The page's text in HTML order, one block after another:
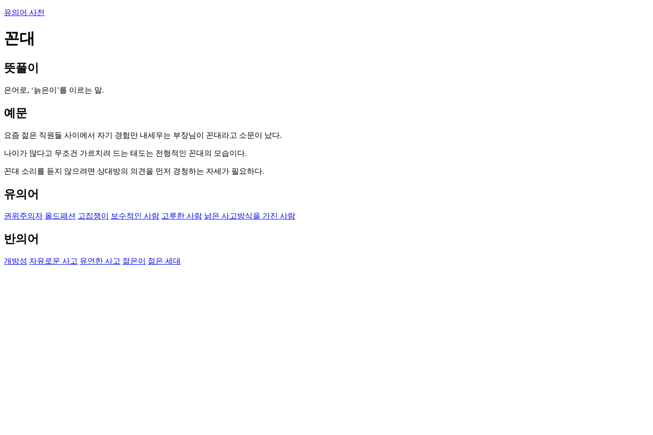
유의어 사전
꼰대
뜻풀이
은어로, ‘늙은이’를 이르는 말.
예문
요즘 젊은 직원들 사이에서 자기 경험만 내세우는 부장님이 꼰대라고 소문이 났다.
나이가 많다고 무조건 가르치려 드는 태도는 전형적인 꼰대의 모습이다.
꼰대 소리를 듣지 않으려면 상대방의 의견을 먼저 경청하는 자세가 필요하다.
유의어
권위주의자 올드패션 고집쟁이 보수적인 사람 고루한 사람 낡은 사고방식을 가진 사람
반의어
개방성 자유로운 사고 유연한 사고 젊은이 젊은 세대